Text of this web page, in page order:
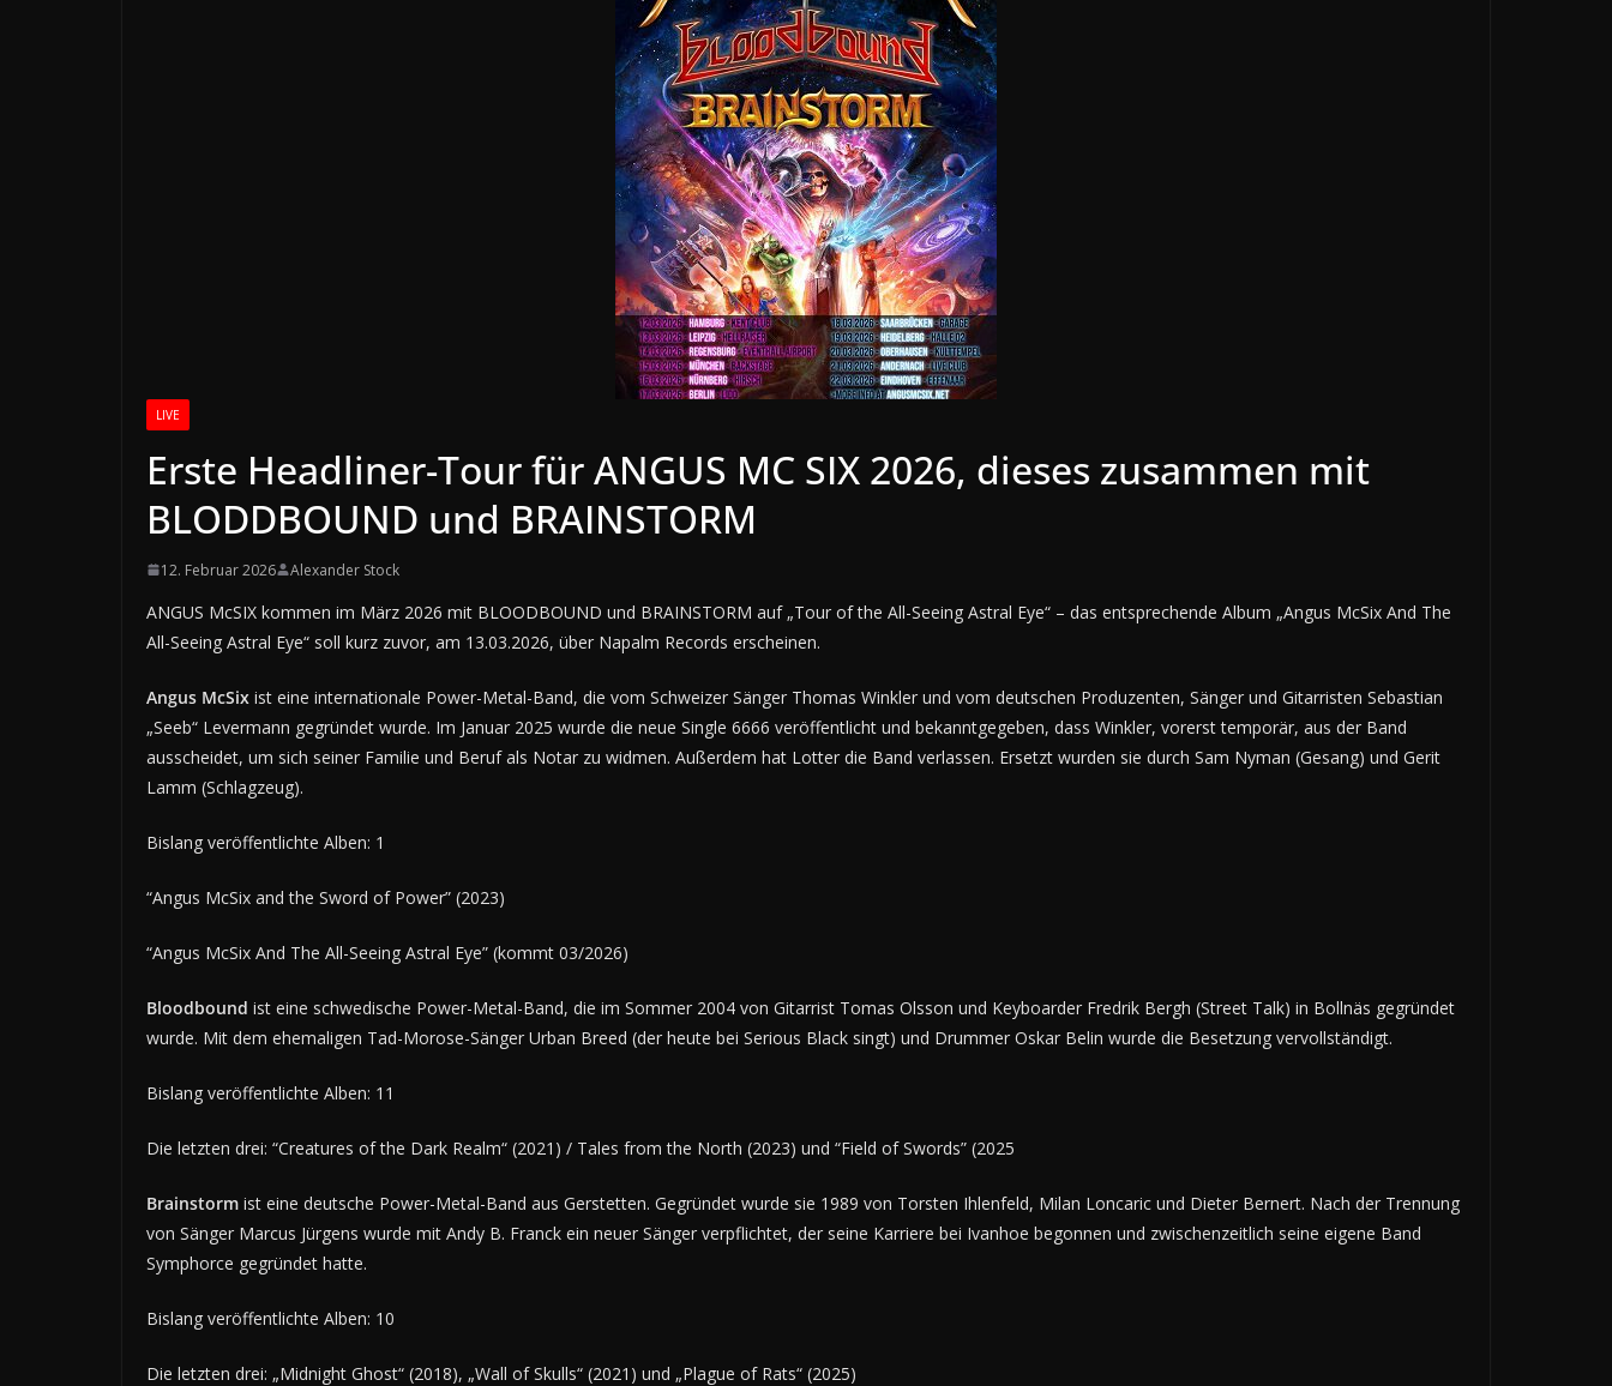
LIVE
Erste Headliner-Tour für ANGUS MC SIX 2026, dieses zusammen mit
BLODDBOUND und BRAINSTORM
12. Februar 2026 Alexander Stock
ANGUS McSIX kommen im März 2026 mit BLOODBOUND und BRAINSTORM auf „Tour of the All-Seeing Astral Eye“ – das entsprechende Album „Angus McSix And The
All-Seeing Astral Eye“ soll kurz zuvor, am 13.03.2026, über Napalm Records erscheinen.
Angus McSix ist eine internationale Power-Metal-Band, die vom Schweizer Sänger Thomas Winkler und vom deutschen Produzenten, Sänger und Gitarristen Sebastian
„Seeb“ Levermann gegründet wurde. Im Januar 2025 wurde die neue Single 6666 veröffentlicht und bekanntgegeben, dass Winkler, vorerst temporär, aus der Band
ausscheidet, um sich seiner Familie und Beruf als Notar zu widmen. Außerdem hat Lotter die Band verlassen. Ersetzt wurden sie durch Sam Nyman (Gesang) und Gerit
Lamm (Schlagzeug).
Bislang veröffentlichte Alben: 1
“Angus McSix and the Sword of Power” (2023)
“Angus McSix And The All-Seeing Astral Eye” (kommt 03/2026)
Bloodbound ist eine schwedische Power-Metal-Band, die im Sommer 2004 von Gitarrist Tomas Olsson und Keyboarder Fredrik Bergh (Street Talk) in Bollnäs gegründet
wurde. Mit dem ehemaligen Tad-Morose-Sänger Urban Breed (der heute bei Serious Black singt) und Drummer Oskar Belin wurde die Besetzung vervollständigt.
Bislang veröffentlichte Alben: 11
Die letzten drei: “Creatures of the Dark Realm“ (2021) / Tales from the North (2023) und “Field of Swords” (2025
Brainstorm ist eine deutsche Power-Metal-Band aus Gerstetten. Gegründet wurde sie 1989 von Torsten Ihlenfeld, Milan Loncaric und Dieter Bernert. Nach der Trennung
von Sänger Marcus Jürgens wurde mit Andy B. Franck ein neuer Sänger verpflichtet, der seine Karriere bei Ivanhoe begonnen und zwischenzeitlich seine eigene Band
Symphorce gegründet hatte.
Bislang veröffentlichte Alben: 10
Die letzten drei: „Midnight Ghost“ (2018), „Wall of Skulls“ (2021) und „Plague of Rats“ (2025)